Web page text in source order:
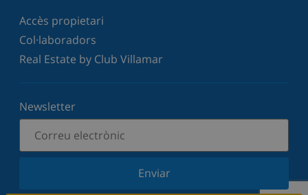
Accès propietari
Col·laboradors
Real Estate by Club Villamar
Newsletter
Enviar